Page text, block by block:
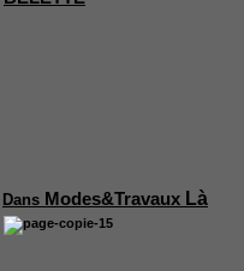
Dans Modes&Travaux Là